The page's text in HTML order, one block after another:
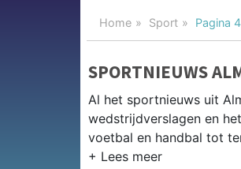
Home Sport Pagina 4
SPORTNIEUWS
Al het sportnieuws uit
wedstrijdverslagen en
voetbal en handbal tot